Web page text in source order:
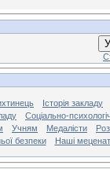
Історія закладу
Соціально-
Учням Медалісти
безпеки
Наші